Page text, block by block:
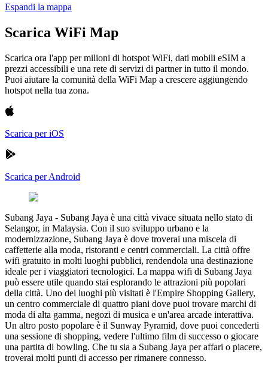
Espandi la mappa
Scarica WiFi Map
Scarica ora l'app per milioni di hotspot WiFi, dati mobili eSIM a
prezzi accessibili e una rete di servizi di partner in tutto il mondo.
Puoi aiutare la comunità della WiFi Map a crescere aggiungendo
hotspot nella tua zona.
Scarica per iOS
Scarica per Android
Subang Jaya - Subang Jaya è una città vivace situata nello stato di
Selangor, in Malaysia. Con il suo sviluppo urbano e la
modernizzazione, Subang Jaya è dove troverai una miscela di
caffetterie alla moda, ristoranti e centri commerciali. La città offre
wifi gratuito in molti luoghi pubblici, rendendola una destinazione
ideale per i viaggiatori tecnologici. La mappa wifi di Subang Jaya
può essere utile quando stai esplorando le attrazioni più popolari
della città. Uno dei luoghi più visitati è l'Empire Shopping Gallery,
un centro commerciale di quattro piani dove puoi trovare marchi di
moda di alta gamma, negozi di musica e un'area arcade interattiva.
Un altro posto popolare è il Sunway Pyramid, dove puoi concederti
una sessione di shopping, vedere l'ultimo film di successo o giocare
una partita di bowling. Che tu sia a Subang Jaya per affari o piacere,
troverai molti punti di accesso per rimanere connesso.